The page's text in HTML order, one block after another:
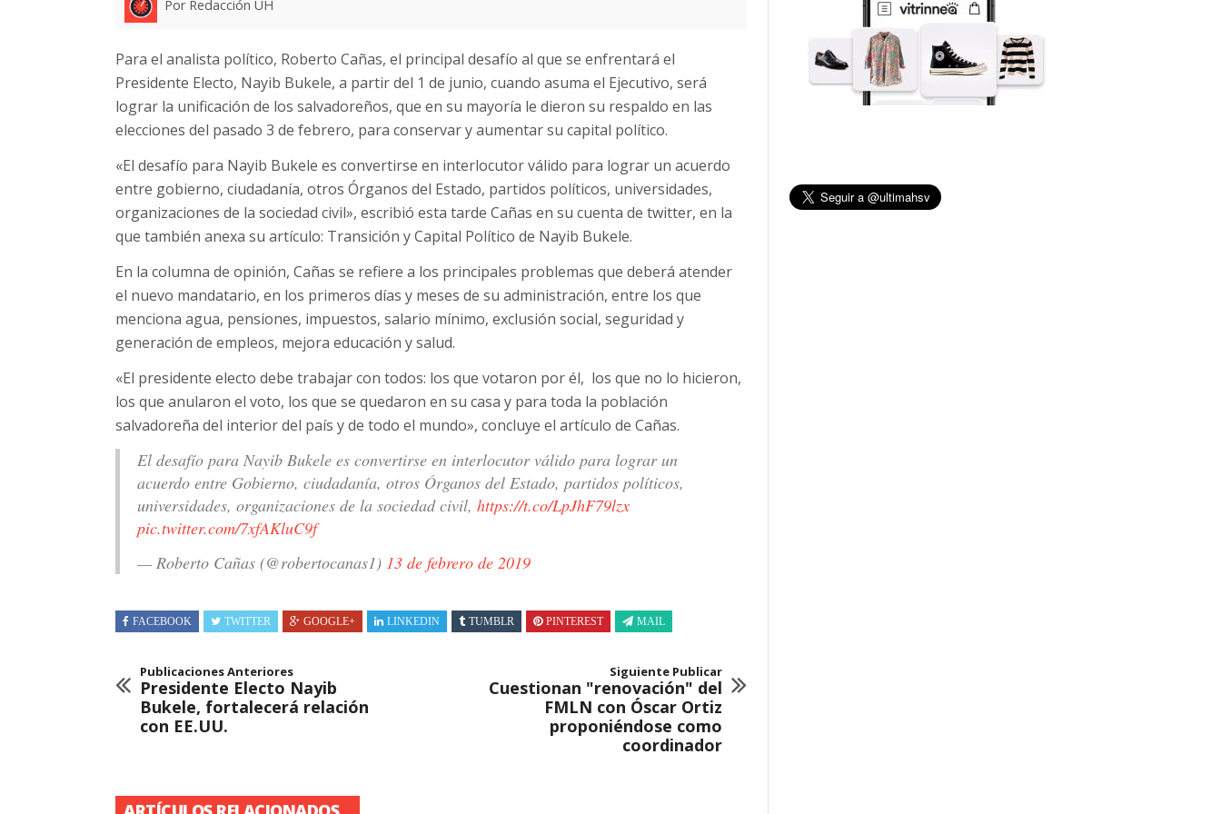
Por Redacción UH
Para el analista político, Roberto Cañas, el principal desafío al que se enfrentará el
Presidente Electo, Nayib Bukele, a partir del 1 de junio, cuando asuma el Ejecutivo, será
lograr la unificación de los salvadoreños, que en su mayoría le dieron su respaldo en las
elecciones del pasado 3 de febrero, para conservar y aumentar su capital político.
«El desafío para Nayib Bukele es convertirse en interlocutor válido para lograr un acuerdo
entre gobierno, ciudadanía, otros Órganos del Estado, partidos políticos, universidades,
organizaciones de la sociedad civil», escribió esta tarde Cañas en su cuenta de twitter, en la
que también anexa su artículo: Transición y Capital Político de Nayib Bukele.
En la columna de opinión, Cañas se refiere a los principales problemas que deberá atender
el nuevo mandatario, en los primeros días y meses de su administración, entre los que
menciona agua, pensiones, impuestos, salario mínimo, exclusión social, seguridad y
generación de empleos, mejora educación y salud.
«El presidente electo debe trabajar con todos: los que votaron por él, los que no lo hicieron,
los que anularon el voto, los que se quedaron en su casa y para toda la población
salvadoreña del interior del país y de todo el mundo», concluye el artículo de Cañas.
El desafío para Nayib Bukele es convertirse en interlocutor válido para lograr un
acuerdo entre Gobierno, ciudadanía, otros Órganos del Estado, partidos políticos,
universidades, organizaciones de la sociedad civil, https://t.co/LpJhF79lzx
pic.twitter.com/7xfAKluC9f
— Roberto Cañas (@robertocanas1) 13 de febrero de 2019
FACEBOOK TWITTER GOOGLE+ LINKEDIN TUMBLR PINTEREST MAIL
Publicaciones Anteriores
Presidente Electo Nayib
Bukele, fortalecerá relación
con EE.UU.
Siguiente Publicar
Cuestionan "renovación" del
FMLN con Óscar Ortiz
proponiéndose como
coordinador